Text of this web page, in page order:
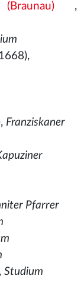
,
Franziskaner
Pfarrer
Studium